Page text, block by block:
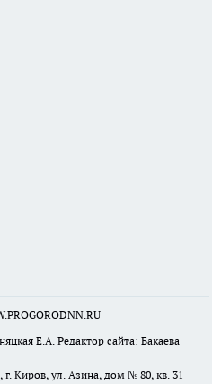
Е.А. Редактор сайта: Бакаева
г. Киров, ул. Азина, дом № 80, кв. 31